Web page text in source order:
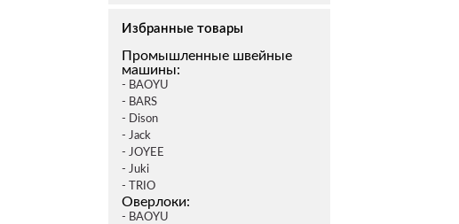
Избранные товары
Промышленные швейные
машины:
- BAOYU
- BARS
- Dison
- Jack
- JOYEE
- Juki
- TRIO
Оверлоки:
- BAOYU